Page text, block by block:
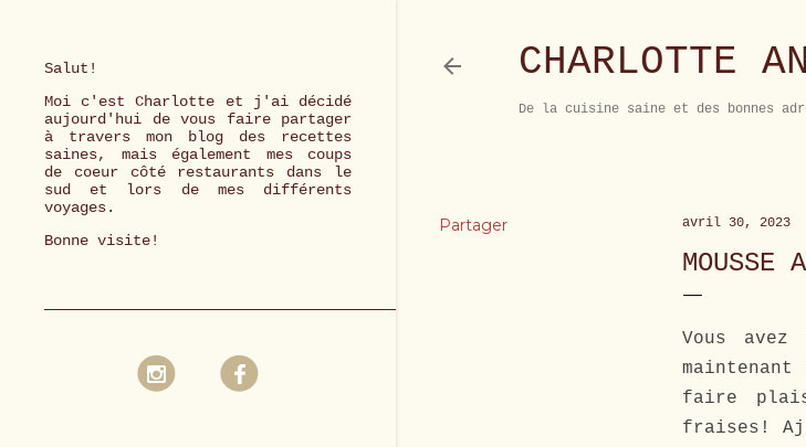
CHARLOTTE
De la cuisine saine et des bonnes
Partager avril 30, 2023
Vous
maintenant
faire
fraises!
Salut!
Moi c'est Charlotte et j'ai décidé
aujourd'hui de vous faire partager
à travers mon blog des recettes
saines, mais également mes coups
de coeur côté restaurants dans le
sud et lors de mes différents
voyages.
Bonne visite!